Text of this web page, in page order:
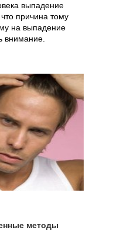
выпадение
причина тому
на выпадение
внимание.
методы